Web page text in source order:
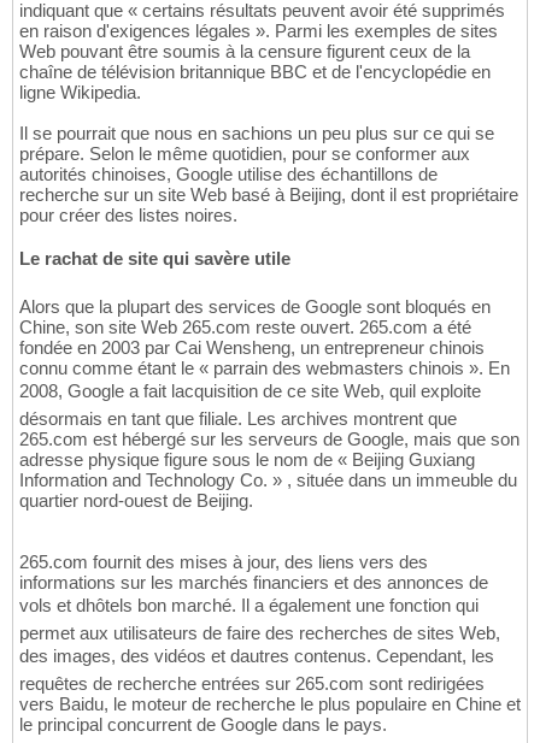
indiquant que « certains résultats peuvent avoir été supprimés
en raison d'exigences légales ». Parmi les exemples de sites
Web pouvant être soumis à la censure figurent ceux de la
chaîne de télévision britannique BBC et de l'encyclopédie en
ligne Wikipedia.
Il se pourrait que nous en sachions un peu plus sur ce qui se
prépare. Selon le même quotidien, pour se conformer aux
autorités chinoises, Google utilise des échantillons de
recherche sur un site Web basé à Beijing, dont il est propriétaire
pour créer des listes noires.
Le rachat de site qui savère utile
Alors que la plupart des services de Google sont bloqués en
Chine, son site Web 265.com reste ouvert. 265.com a été
fondée en 2003 par Cai Wensheng, un entrepreneur chinois
connu comme étant le « parrain des webmasters chinois ». En
2008, Google a fait lacquisition de ce site Web, quil exploite
désormais en tant que filiale. Les archives montrent que
265.com est hébergé sur les serveurs de Google, mais que son
adresse physique figure sous le nom de « Beijing Guxiang
Information and Technology Co. » , située dans un immeuble du
quartier nord-ouest de Beijing.
265.com fournit des mises à jour, des liens vers des
informations sur les marchés financiers et des annonces de
vols et dhôtels bon marché. Il a également une fonction qui
permet aux utilisateurs de faire des recherches de sites Web,
des images, des vidéos et dautres contenus. Cependant, les
requêtes de recherche entrées sur 265.com sont redirigées
vers Baidu, le moteur de recherche le plus populaire en Chine et
le principal concurrent de Google dans le pays.